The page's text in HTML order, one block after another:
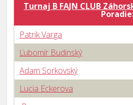
Turnaj B FAJN CLUB
Patrik Varga
Ľubomír Budinský
Adam Sorkovský
Lucia Eckerova